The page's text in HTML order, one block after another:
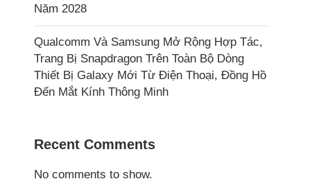
Năm 2028
Qualcomm Và Samsung Mở Rộng Hợp Tác,
Trang Bị Snapdragon Trên Toàn Bộ Dòng
Thiết Bị Galaxy Mới Từ Điện Thoại, Đồng Hồ
Đến Mắt Kính Thông Minh
Recent Comments
No comments to show.